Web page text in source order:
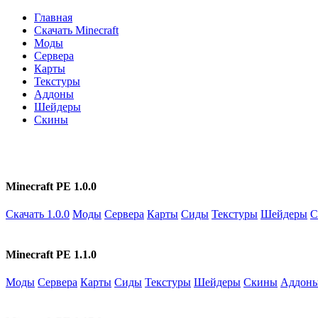
Главная
Скачать Minecraft
Моды
Сервера
Карты
Текстуры
Аддоны
Шейдеры
Скины
Minecraft PE 1.0.0
Скачать 1.0.0 Моды Сервера Карты Сиды Текстуры Шейдеры
Minecraft PE 1.1.0
Моды Сервера Карты Сиды Текстуры Шейдеры Скины